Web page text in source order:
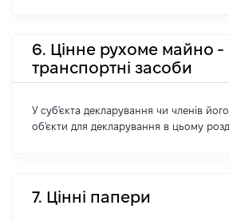
6. Цінне рухоме майно -
транспортні засоби
У суб'єкта декларування чи членів його
об'єкти для декларування в цьому
7. Цінні папери